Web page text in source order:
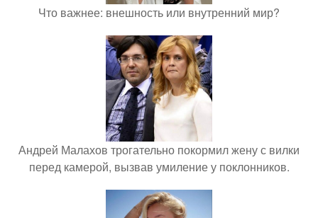
Что важнее: внешность или внутренний мир?
Андрей Малахов трогательно покормил жену с вилки
перед камерой, вызвав умиление у поклонников.